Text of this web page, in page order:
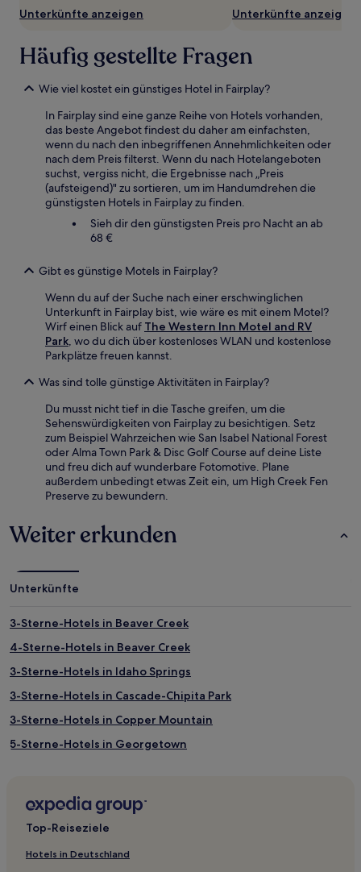
zusätzliche
gelten.
Unterkünfte anzeigen Unterkünfte anzeigen
Häufig gestellte Fragen
Wie viel kostet ein günstiges Hotel in Fairplay?
In Fairplay sind eine ganze Reihe von Hotels vorhanden,
das beste Angebot findest du daher am einfachsten,
wenn du nach den inbegriffenen Annehmlichkeiten oder
nach dem Preis filterst. Wenn du nach Hotelangeboten
suchst, vergiss nicht, die Ergebnisse nach „Preis
(aufsteigend)" zu sortieren, um im Handumdrehen die
günstigsten Hotels in Fairplay zu finden.
Sieh dir den günstigsten Preis pro Nacht an ab
68 €
Gibt es günstige Motels in Fairplay?
Wenn du auf der Suche nach einer erschwinglichen
Unterkunft in Fairplay bist, wie wäre es mit einem Motel?
Wirf einen Blick auf The Western Inn Motel and RV
Park , wo du dich über kostenloses WLAN und kostenlose
Parkplätze freuen kannst.
Was sind tolle günstige Aktivitäten in Fairplay?
Du musst nicht tief in die Tasche greifen, um die
Sehenswürdigkeiten von Fairplay zu besichtigen. Setz
zum Beispiel Wahrzeichen wie San Isabel National Forest
oder Alma Town Park & Disc Golf Course auf deine Liste
und freu dich auf wunderbare Fotomotive. Plane
außerdem unbedingt etwas Zeit ein, um High Creek Fen
Preserve zu bewundern.
Weiter erkunden
Unterkünfte
3-Sterne-Hotels in Beaver Creek
4-Sterne-Hotels in Beaver Creek
3-Sterne-Hotels in Idaho Springs
3-Sterne-Hotels in Cascade-Chipita Park
3-Sterne-Hotels in Copper Mountain
5-Sterne-Hotels in Georgetown
Hotels nahe Skilift Challenge
Top-Reiseziele
Hotels in Deutschland